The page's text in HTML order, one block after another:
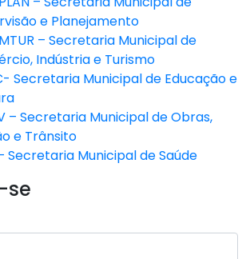
e Planejamento
– Secretaria Municipal de
Indústria e Turismo
Secretaria Municipal de Educação e
– Secretaria Municipal de Obras,
e Trânsito
Secretaria Municipal de Saúde
se